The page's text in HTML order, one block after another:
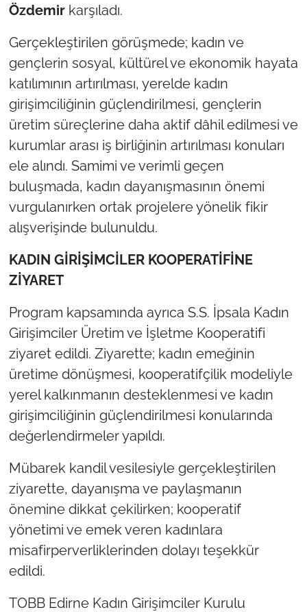
Özdemirkarşıladı.
Gerçekleştirilen görüşmede; kadın ve
gençlerin sosyal, kültürel ve ekonomik hayata
katılımının artırılması, yerelde kadın
girişimciliğinin güçlendirilmesi, gençlerin
üretim süreçlerine daha aktif dâhil edilmesi ve
kurumlar arası iş birliğinin artırılması konuları
ele alındı. Samimi ve verimli geçen
buluşmada, kadın dayanışmasının önemi
vurgulanırken ortak projelere yönelik fikir
alışverişinde bulunuldu.
KADIN GİRİŞİMCİLER KOOPERATİFİNE
ZİYARET
Program kapsamında ayrıca S.S. İpsala Kadın
Girişimciler Üretim ve İşletme Kooperatifi
ziyaret edildi. Ziyarette; kadın emeğinin
üretime dönüşmesi, kooperatifçilik modeliyle
yerel kalkınmanın desteklenmesi ve kadın
girişimciliğinin güçlendirilmesi konularında
değerlendirmeler yapıldı.
Mübarek kandil vesilesiyle gerçekleştirilen
ziyarette, dayanışma ve paylaşmanın
önemine dikkat çekilirken; kooperatif
yönetimi ve emek veren kadınlara
misafirperverliklerinden dolayı teşekkür
edildi.
TOBB Edirne Kadın Girişimciler Kurulu